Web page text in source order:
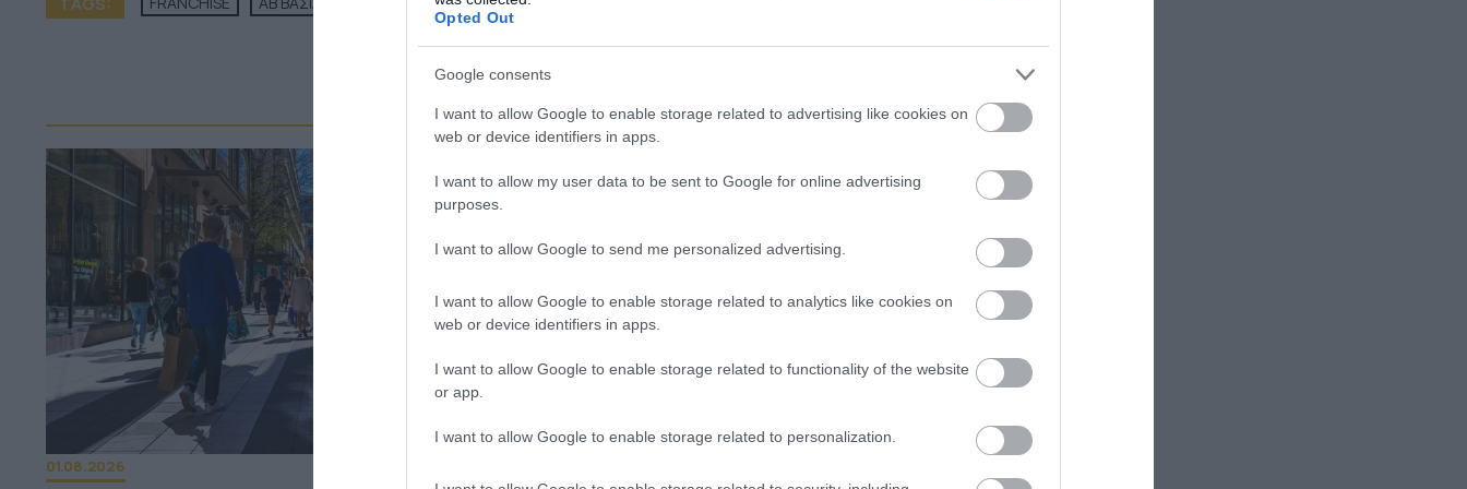
Opted Out
Google consents
I want to allow Google to enable storage related to advertising like cookies on
web or device identifiers in apps.
I want to allow my user data to be sent to Google for online advertising
purposes.
I want to allow Google to send me personalized advertising.
I want to allow Google to enable storage related to analytics like cookies on
web or device identifiers in apps.
I want to allow Google to enable storage related to functionality of the website
or app.
I want to allow Google to enable storage related to personalization.
ΠΕΡΙΣΣΟΤΕΡA
01.08.2026